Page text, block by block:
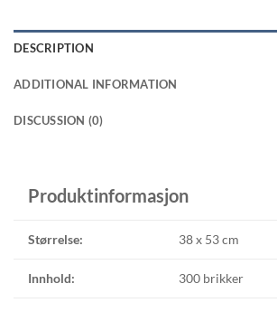
DESCRIPTION
ADDITIONAL INFORMATION
DISCUSSION (0)
Produktinformasjon
Størrelse: 38 x 53 cm
Innhold: 300 brikker